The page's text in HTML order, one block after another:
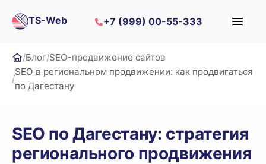
TS-Web +7 (999) 00-55-333
Главная
Блог SEO-продвижение сайтов
SEO в региональном продвижении: как продвигаться
по Дагестану
SEO по Дагестану: стратегия
регионального продвижения